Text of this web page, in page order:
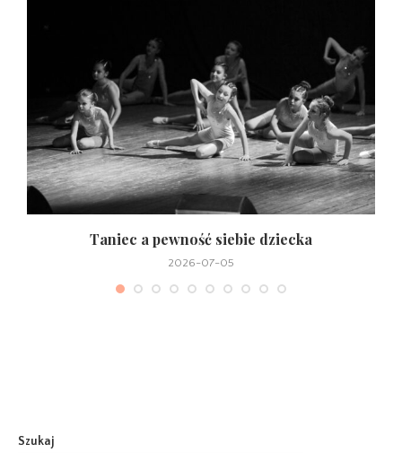
Taniec a pewność siebie dziecka
2026-07-05
Szukaj